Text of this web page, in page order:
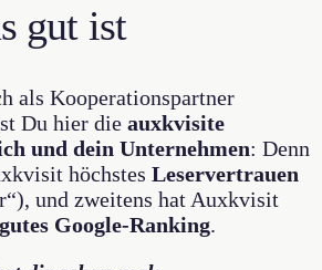
gut ist
als Kooperationspartner
Du hier die auxkvisite
und dein Unternehmen: Denn
höchstes Leservertrauen
und zweitens hat Auxkvisit
gutes Google-Ranking.